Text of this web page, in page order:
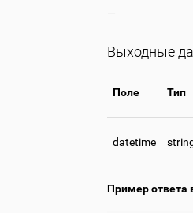
—
Выходные
Поле Тип
datetime
Пример ответа